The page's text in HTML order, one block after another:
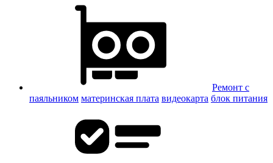
Ремонт с
паяльником материнская плата видеокарта блок питания